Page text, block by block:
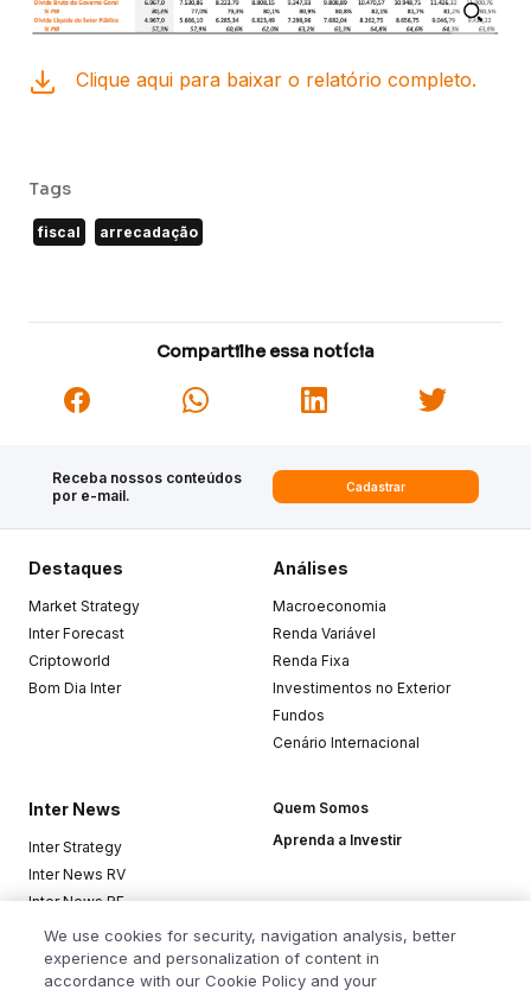
Clique aqui para baixar o relatório completo.
Tags
fiscal arrecadação
Compartilhe essa notícia
Receba nossos conteúdos
por e-mail.
Cadastrar
Destaques
Market Strategy
Inter Forecast
Criptoworld
Bom Dia Inter
Análises
Macroeconomia
Renda Variável
Renda Fixa
Investimentos no Exterior
Fundos
Cenário Internacional
Inter News
Inter Strategy
Inter News RV
Inter News RF
Top Funds
Quem Somos
Aprenda a Investir
We use cookies for security, navigation analysis, better
experience and personalization of content in
accordance with our Cookie Policy and your